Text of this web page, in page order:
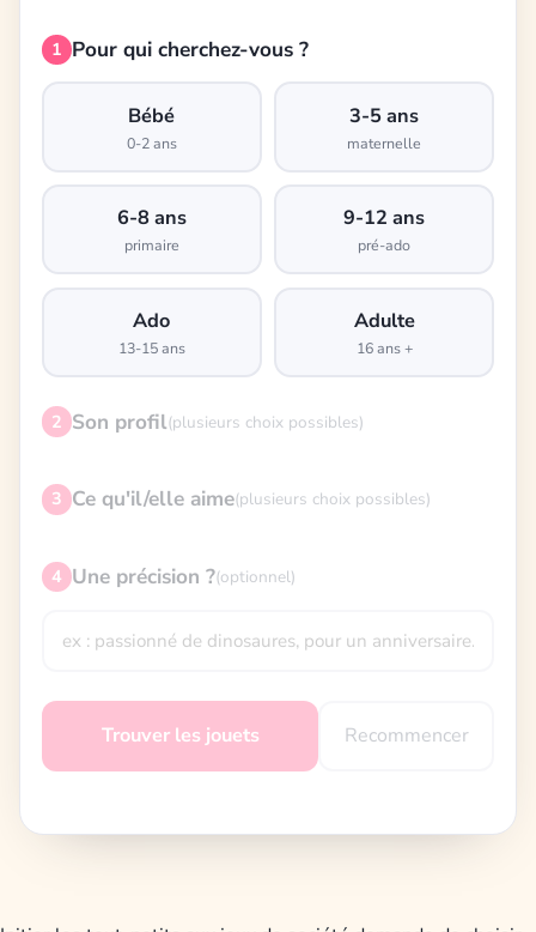
1 Pour qui cherchez-vous ?
Bébé
0-2 ans
3-5 ans
maternelle
6-8 ans
primaire
9-12 ans
pré-ado
Ado
13-15 ans
Adulte
16 ans +
2 Son profil(plusieurs choix possibles)
3 Ce qu'il/elle aime(plusieurs choix possibles)
4 Une précision ?(optionnel)
Trouver les jouets Recommencer